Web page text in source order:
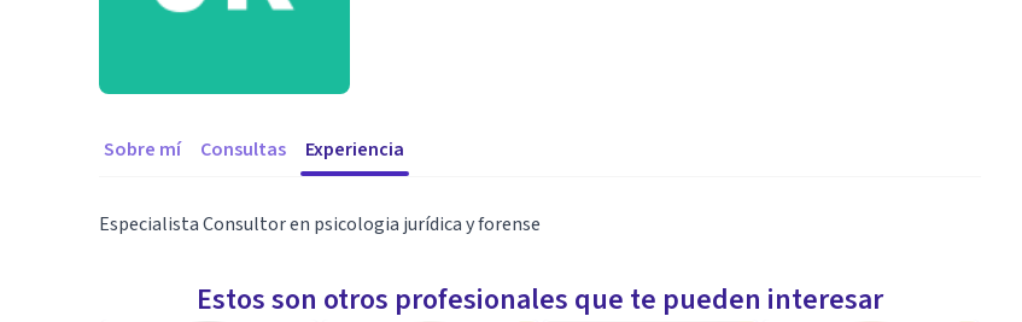
Sobre mí Consultas Experiencia
Especialista Consultor en psicologia jurídica y forense
Estos son otros profesionales que te pueden interesar